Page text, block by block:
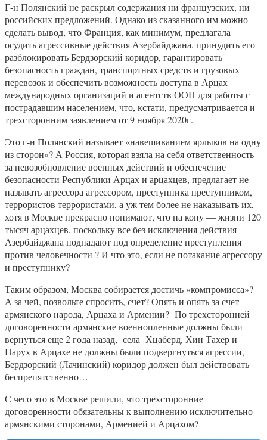
Г-н Полянский не раскрыл содержания ни французских, ни
российских предложений. Однако из сказанного им можно
сделать вывод, что Франция, как минимум, предлагала
осудить агрессивные действия Азербайджана, принудить его
разблокировать Бердзорский коридор, гарантировать
безопасность граждан, транспортных средств и грузовых
перевозок и обеспечить возможность доступа в Арцах
международных организаций и агентств ООН для работы с
пострадавшим населением, что, кстати, предусматривается и
трехсторонним заявлением от 9 ноября 2020г.
Это г-н Полянский называет «навешиванием ярлыков на одну
из сторон»? А Россия, которая взяла на себя ответственность
за невозобновление военных действий и обеспечение
безопасности Республики Арцах и арцахцев, предлагает не
называть агрессора агрессором, преступника преступником,
террористов террористами, а уж тем более не наказывать их,
хотя в Москве прекрасно понимают, что на кону — жизни 120
тысяч арцахцев, поскольку все без исключения действия
Азербайджана подпадают под определение преступления
против человечности ? И что это, если не потакание агрессору
и преступнику?
Таким образом, Москва собирается достичь «компромисса»?
А за чей, позвольте спросить, счет? Опять и опять за счет
армянского народа, Арцаха и Армении? По трехсторонней
договоренности армянские военнопленные должны были
вернуться еще 2 года назад, села Хцаберд, Хин Тахер и
Парух в Арцахе не должны были подвергнуться агрессии,
Бердзорский (Лачинский) коридор должен был действовать
беспрепятственно…
С чего это в Москве решили, что трехсторонние
договоренности обязательны к выполнению исключительно
армянскими сторонами, Арменией и Арцахом?